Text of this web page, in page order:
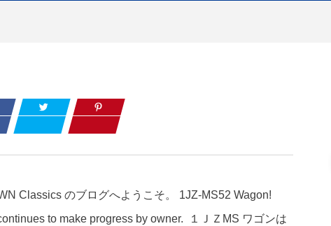
Classics のブログへようこそ。 1JZ-MS52 Wagon!
to make progress by owner. １ＪＺMS ワゴンは